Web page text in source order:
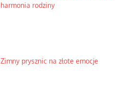
harmonia rodziny
Zimny prysznic na złote emocje